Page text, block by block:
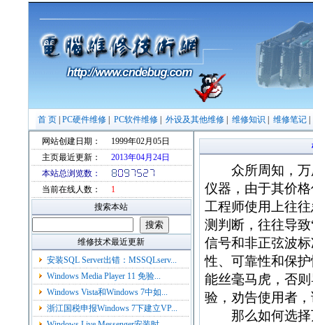
首 页 PC硬件维修 PC软件维修 外设及其他维修 维修知识 维修笔记
网站创建日期：
1999年02月05日
主页最近更新：
2013年04月24日
本站总浏览数：
当前在线人数：
1
搜索本站
维修技术最近更新
安装SQL Server出错：MSSQLserv...
Windows Media Player 11 免验...
Windows Vista和Windows 7中如...
浙江国税申报Windows 7下建立VP...
众所周知，万
仪器，由于其价
工程师使用上往
测判断，往往导
信号和非正弦波
性、可靠性和保
能丝毫马虎，否
验，劝告使用者
那么如何选择